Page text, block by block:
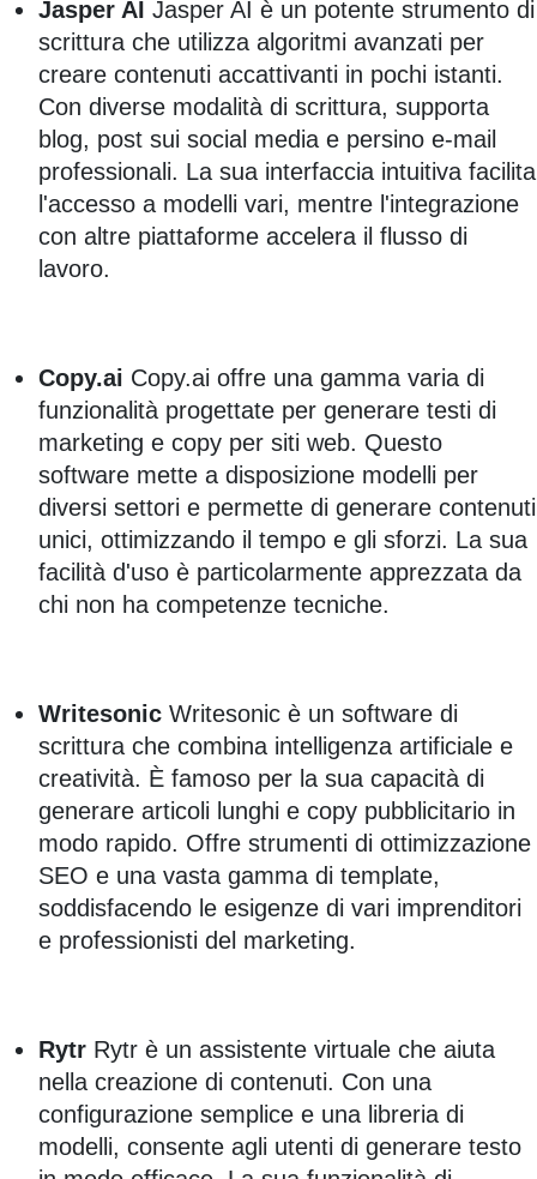
Jasper AI Jasper AI è un potente strumento di
scrittura che utilizza algoritmi avanzati per
creare contenuti accattivanti in pochi istanti.
Con diverse modalità di scrittura, supporta
blog, post sui social media e persino e-mail
professionali. La sua interfaccia intuitiva facilita
l'accesso a modelli vari, mentre l'integrazione
con altre piattaforme accelera il flusso di
lavoro.
Copy.ai Copy.ai offre una gamma varia di
funzionalità progettate per generare testi di
marketing e copy per siti web. Questo
software mette a disposizione modelli per
diversi settori e permette di generare contenuti
unici, ottimizzando il tempo e gli sforzi. La sua
facilità d'uso è particolarmente apprezzata da
chi non ha competenze tecniche.
Writesonic Writesonic è un software di
scrittura che combina intelligenza artificiale e
creatività. È famoso per la sua capacità di
generare articoli lunghi e copy pubblicitario in
modo rapido. Offre strumenti di ottimizzazione
SEO e una vasta gamma di template,
soddisfacendo le esigenze di vari imprenditori
e professionisti del marketing.
Rytr Rytr è un assistente virtuale che aiuta
nella creazione di contenuti. Con una
configurazione semplice e una libreria di
modelli, consente agli utenti di generare testo